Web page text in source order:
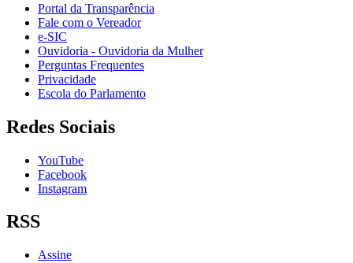
Portal da Transparência
Fale com o Vereador
e-SIC
Ouvidoria - Ouvidoria da Mulher
Perguntas Frequentes
Privacidade
Escola do Parlamento
Redes Sociais
YouTube
Facebook
Instagram
RSS
Assine